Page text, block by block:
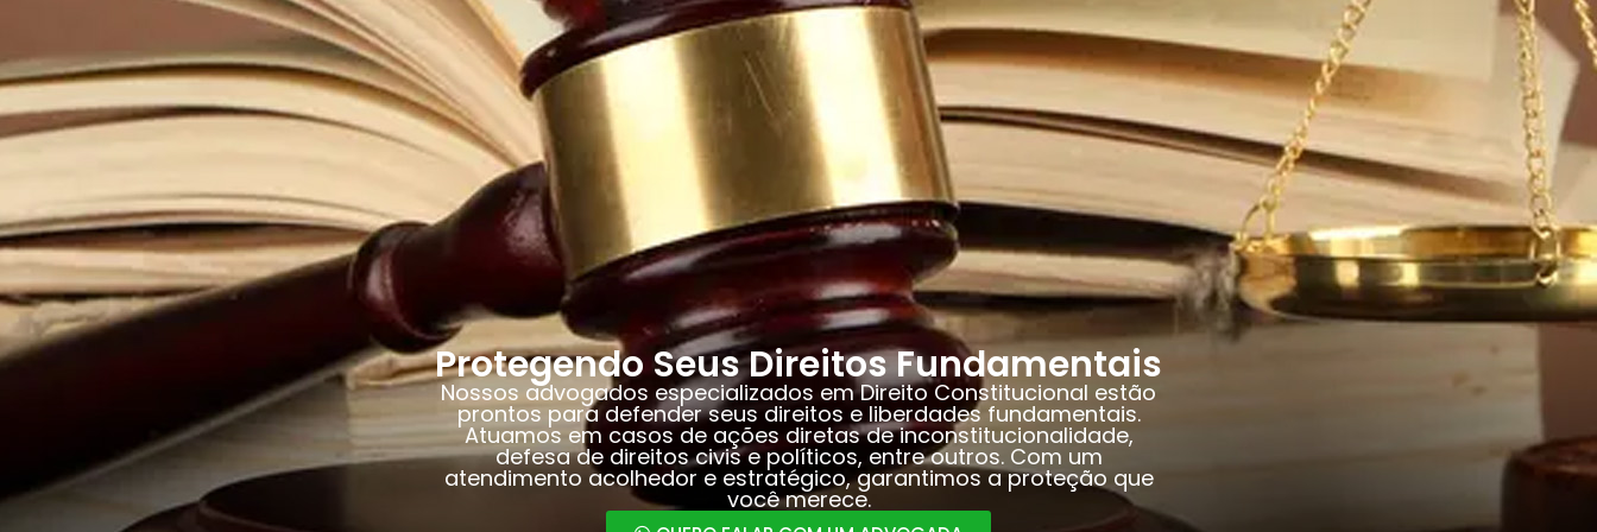
Protegendo Seus Direitos Fundamentais
Nossos advogados especializados em Direito Constitucional estão
prontos para defender seus direitos e liberdades fundamentais.
Atuamos em casos de ações diretas de inconstitucionalidade,
defesa de direitos civis e políticos, entre outros. Com um
atendimento acolhedor e estratégico, garantimos a proteção que
você merece.